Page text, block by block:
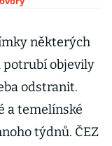
některých
potrubí objevily
odstranit.
a temelínské
týdnů. ČEZ